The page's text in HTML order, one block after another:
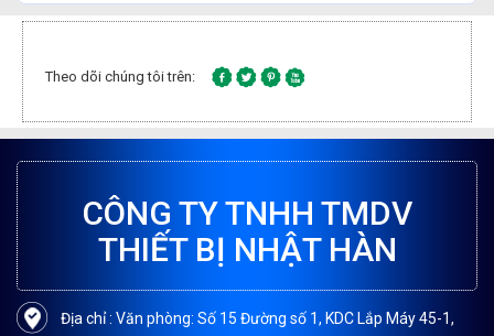
Theo dõi chúng tôi trên:
CÔNG TY TNHH TMDV
THIẾT BỊ NHẬT HÀN
Địa chỉ : Văn phòng: Số 15 Đường số 1, KDC Lắp Máy 45-1,